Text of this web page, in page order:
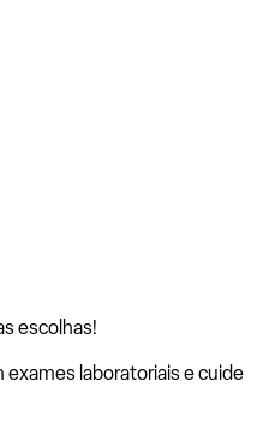
escolhas!
laboratoriais e cuide